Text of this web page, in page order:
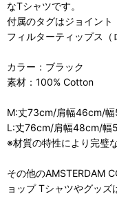
なTシャツです。
付属のタグはジョイント
フィルターティップス（
カラー：ブラック
素材：100% Cotton
M:丈73cm/肩幅46cm/
L:丈76cm/肩幅48cm/幅
※材質の特性により完璧
その他のAMSTERDAM
ョップ Tシャツやグッズ